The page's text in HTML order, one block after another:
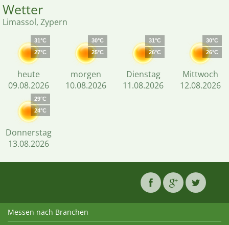
Wetter
Limassol, Zypern
31°C
27°C
heute
09.08.2026
30°C
25°C
morgen
10.08.2026
31°C
26°C
Dienstag
11.08.2026
30°C
26°C
Mittwoch
12.08.2026
29°C
24°C
Donnerstag
13.08.2026
Messen nach Branchen